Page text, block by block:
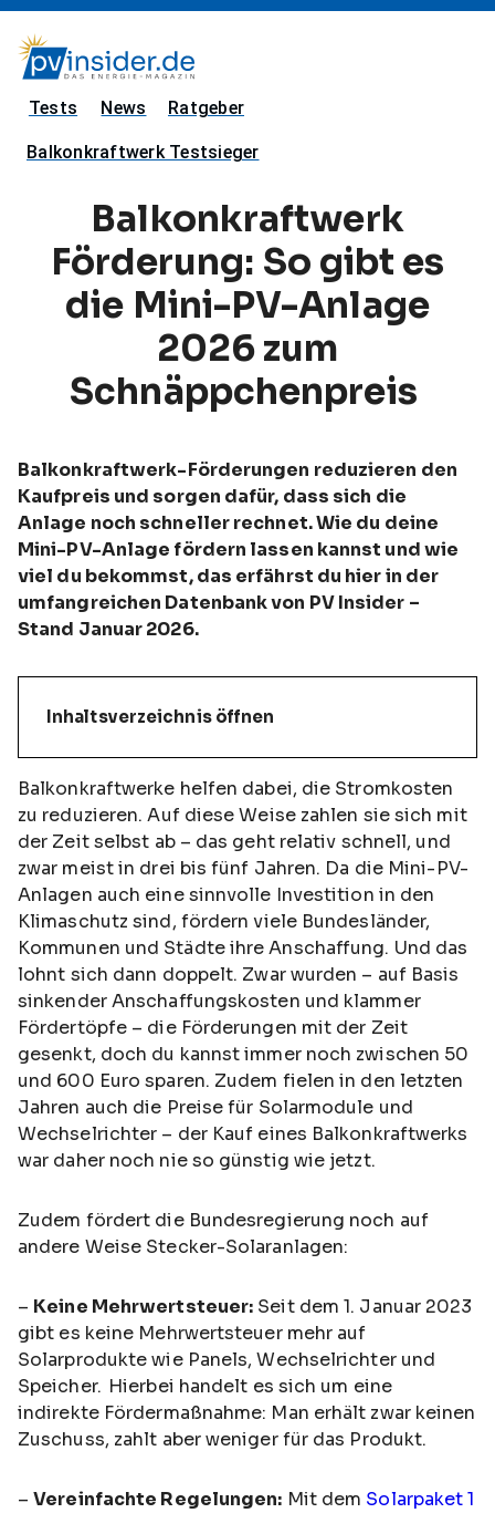
Tests News Ratgeber
Balkonkraftwerk Testsieger
Balkonkraftwerk
Förderung: So gibt es
die Mini-PV-Anlage
2026 zum
Schnäppchenpreis
Balkonkraftwerk-Förderungen reduzieren den
Kaufpreis und sorgen dafür, dass sich die
Anlage noch schneller rechnet. Wie du deine
Mini-PV-Anlage fördern lassen kannst und wie
viel du bekommst, das erfährst du hier in der
umfangreichen Datenbank von PV Insider –
Stand Januar 2026.
Inhaltsverzeichnis öffnen
Balkonkraftwerke helfen dabei, die Stromkosten
zu reduzieren. Auf diese Weise zahlen sie sich mit
der Zeit selbst ab – das geht relativ schnell, und
zwar meist in drei bis fünf Jahren. Da die Mini-PV-
Anlagen auch eine sinnvolle Investition in den
Klimaschutz sind, fördern viele Bundesländer,
Kommunen und Städte ihre Anschaffung. Und das
lohnt sich dann doppelt. Zwar wurden – auf Basis
sinkender Anschaffungskosten und klammer
Fördertöpfe – die Förderungen mit der Zeit
gesenkt, doch du kannst immer noch zwischen 50
und 600 Euro sparen. Zudem fielen in den letzten
Jahren auch die Preise für Solarmodule und
Wechselrichter – der Kauf eines Balkonkraftwerks
war daher noch nie so günstig wie jetzt.
Zudem fördert die Bundesregierung noch auf
andere Weise Stecker-Solaranlagen:
– Keine Mehrwertsteuer: Seit dem 1. Januar 2023
gibt es keine Mehrwertsteuer mehr auf
Solarprodukte wie Panels, Wechselrichter und
Speicher. Hierbei handelt es sich um eine
indirekte Fördermaßnahme: Man erhält zwar keinen
Zuschuss, zahlt aber weniger für das Produkt.
–Vereinfachte Regelungen: Mit dem Solarpaket 1